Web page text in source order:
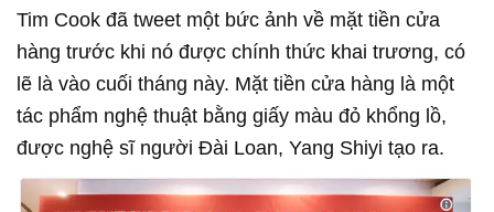
Tim Cook đã tweet một bức ảnh về mặt tiền cửa
hàng trước khi nó được chính thức khai trương, có
lẽ là vào cuối tháng này. Mặt tiền cửa hàng là một
tác phẩm nghệ thuật bằng giấy màu đỏ khổng lồ,
được nghệ sĩ người Đài Loan, Yang Shiyi tạo ra.